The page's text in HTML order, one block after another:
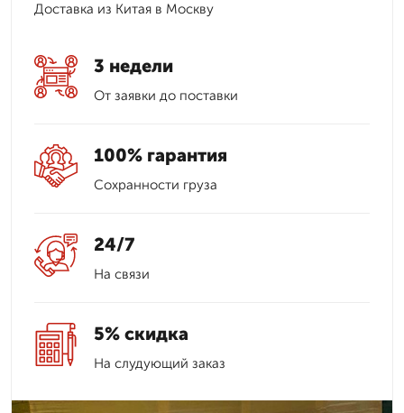
Доставка из Китая в Москву
3 недели
От заявки до поставки
100% гарантия
Сохранности груза
24/7
На связи
5% скидка
На слудующий заказ